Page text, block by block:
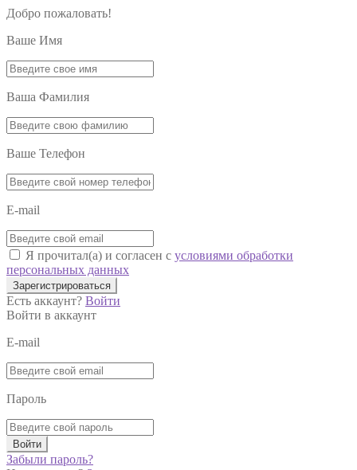
Добро пожаловать!
Ваше Имя
Ваша Фамилия
Ваше Телефон
E-mail
Я прочитал(а) и согласен с условиями обработки
персональных данных
Зарегистрироваться
Есть аккаунт? Войти
Войти в аккаунт
E-mail
Пароль
Войти
Забыли пароль?